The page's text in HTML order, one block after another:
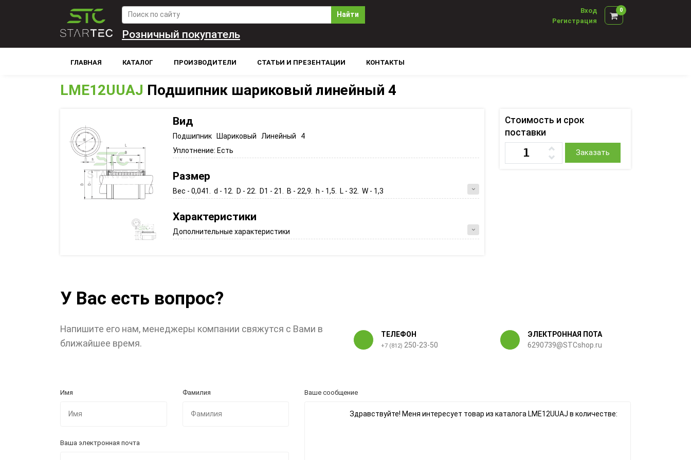
Найти
Вход
Регистрация
0
Розничный покупатель
ГЛАВНАЯ КАТАЛОГ ПРОИЗВОДИТЕЛИ СТАТЬИ И ПРЕЗЕНТАЦИИ КОНТАКТЫ
LME12UUAJ Подшипник шариковый линейный 4
Вид
Подшипник Шариковый Линейный 4
Уплотнение: Есть
Размер
Вес - 0,041. d - 12. D - 22. D1 - 21. B - 22,9. h - 1,5. L - 32. W - 1,3
Характеристики
Дополнительные характеристики
Стоимость и срок
поставки
Заказать
У Вас есть вопрос?
Напишите его нам, менеджеры компании свяжутся с Вами в
ближайшее время.
ТЕЛЕФОН
+7 (812) 250-23-50
ЭЛЕКТРОННАЯ ПОТА
6290739@STCshop.ru
Имя Фамилия
Ваша электронная почта
Ваше сообщение